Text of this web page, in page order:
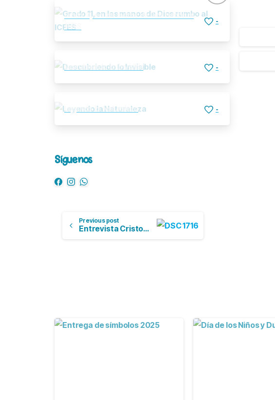
Grado 11, en las manos de Dios rumbo al
ICFES
-
Descubriendo lo Invisible -
Leyendo la Naturaleza -
Síguenos
Previous post
Entrevista Cristovisión